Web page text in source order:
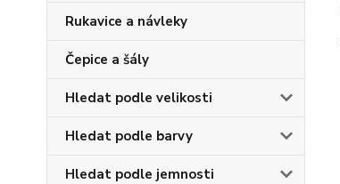
Rukavice a návleky
Čepice a šály
Hledat podle velikosti
Hledat podle barvy
Hledat podle jemnosti